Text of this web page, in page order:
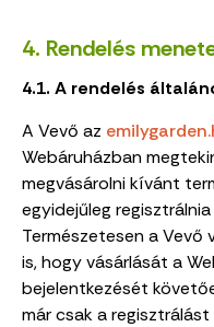
4. Rendelés
4.1. A rendelés
A Vevő az
Webáruházban
megvásárolni kívánt
egyidejűleg regisztrálnia
Természetesen a
is, hogy vásárlását a
bejelentkezését
már csak a